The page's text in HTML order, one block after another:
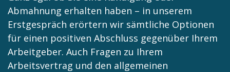
Abmahnung erhalten haben – in unserem
Erstgespräch erörtern wir sämtliche Optionen
für einen positiven Abschluss gegenüber Ihrem
Arbeitgeber. Auch Fragen zu Ihrem
Arbeitsvertrag und den allgemeinen